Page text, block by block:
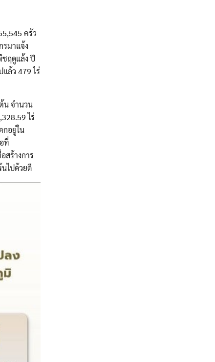
ครัว
รมาแจ้ง
ชฤดูแล้ง ปี
ล้ว 479 ไร่
น จำนวน
ไร่
กอยู่ใน
ที่
สร้างการ
ไปด้วยดี